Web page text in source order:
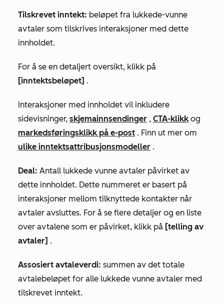
Tilskrevet inntekt: beløpet fra lukkede-vunne
avtaler som tilskrives interaksjoner med dette
innholdet.
For å se en detaljert oversikt, klikk på
[inntektsbeløpet] .
Interaksjoner med innholdet vil inkludere
sidevisninger, skjemainnsendinger , CTA-klikk og
markedsføringsklikk på e-post . Finn ut mer om
ulike inntektsattribusjonsmodeller .
Deal: Antall lukkede vunne avtaler påvirket av
dette innholdet. Dette nummeret er basert på
interaksjoner mellom tilknyttede kontakter når
avtaler avsluttes. For å se flere detaljer og en liste
over avtalene som er påvirket, klikk på [telling av
avtaler] .
Assosiert avtaleverdi: summen av det totale
avtalebeløpet for alle lukkede vunne avtaler med
tilskrevet inntekt.